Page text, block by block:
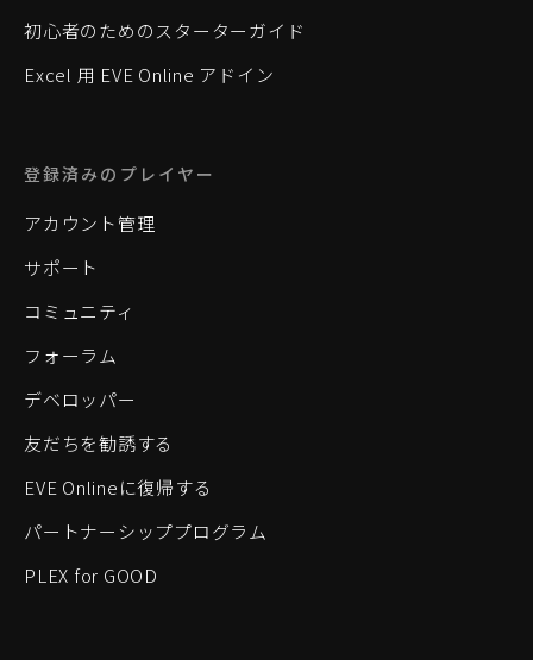
初心者のためのスターターガイド
Excel 用 EVE Online アドイン
登録済みのプレイヤー
アカウント管理
サポート
コミュニティ
フォーラム
デベロッパー
友だちを勧誘する
EVE Onlineに復帰する
パートナーシッププログラム
PLEX for GOOD